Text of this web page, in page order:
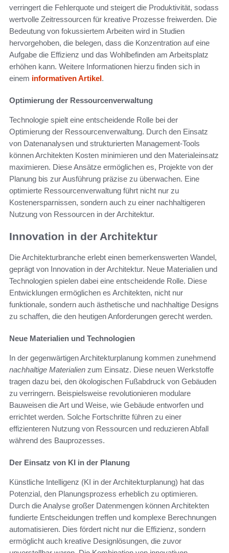
verringert die Fehlerquote und steigert die Produktivität, sodass
wertvolle Zeitressourcen für kreative Prozesse freiwerden. Die
Bedeutung von fokussiertem Arbeiten wird in Studien
hervorgehoben, die belegen, dass die Konzentration auf eine
Aufgabe die Effizienz und das Wohlbefinden am Arbeitsplatz
erhöhen kann. Weitere Informationen hierzu finden sich in
einem informativen Artikel.
Optimierung der Ressourcenverwaltung
Technologie spielt eine entscheidende Rolle bei der
Optimierung der Ressourcenverwaltung. Durch den Einsatz
von Datenanalysen und strukturierten Management-Tools
können Architekten Kosten minimieren und den Materialeinsatz
maximieren. Diese Ansätze ermöglichen es, Projekte von der
Planung bis zur Ausführung präzise zu überwachen. Eine
optimierte Ressourcenverwaltung führt nicht nur zu
Kostenersparnissen, sondern auch zu einer nachhaltigeren
Nutzung von Ressourcen in der Architektur.
Innovation in der Architektur
Die Architekturbranche erlebt einen bemerkenswerten Wandel,
geprägt von Innovation in der Architektur. Neue Materialien und
Technologien spielen dabei eine entscheidende Rolle. Diese
Entwicklungen ermöglichen es Architekten, nicht nur
funktionale, sondern auch ästhetische und nachhaltige Designs
zu schaffen, die den heutigen Anforderungen gerecht werden.
Neue Materialien und Technologien
In der gegenwärtigen Architekturplanung kommen zunehmend
nachhaltige Materialien zum Einsatz. Diese neuen Werkstoffe
tragen dazu bei, den ökologischen Fußabdruck von Gebäuden
zu verringern. Beispielsweise revolutionieren modulare
Bauweisen die Art und Weise, wie Gebäude entworfen und
errichtet werden. Solche Fortschritte führen zu einer
effizienteren Nutzung von Ressourcen und reduzieren Abfall
während des Bauprozesses.
Der Einsatz von KI in der Planung
Künstliche Intelligenz (KI in der Architekturplanung) hat das
Potenzial, den Planungsprozess erheblich zu optimieren.
Durch die Analyse großer Datenmengen können Architekten
fundierte Entscheidungen treffen und komplexe Berechnungen
automatisieren. Dies fördert nicht nur die Effizienz, sondern
ermöglicht auch kreative Designlösungen, die zuvor